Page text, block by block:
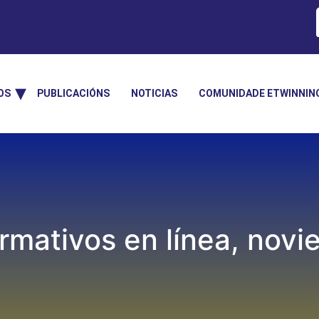
PUBLICACIÓNS NOTICIAS COMUNIDADE
en línea,